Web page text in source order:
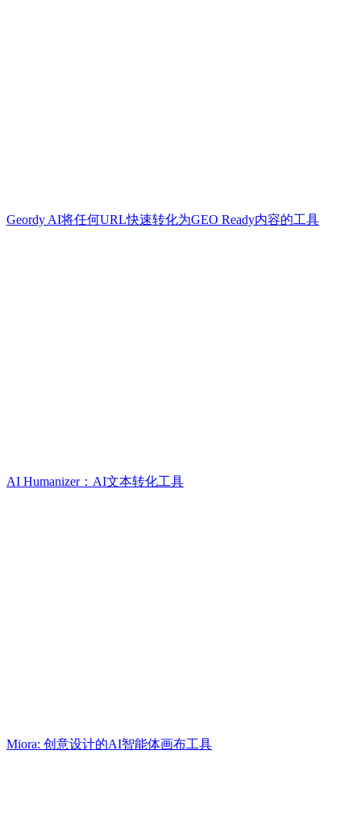
Geordy AI将任何URL快速转化为GEO Ready内容的工具
AI Humanizer：AI文本转化工具
Miora: 创意设计的AI智能体画布工具